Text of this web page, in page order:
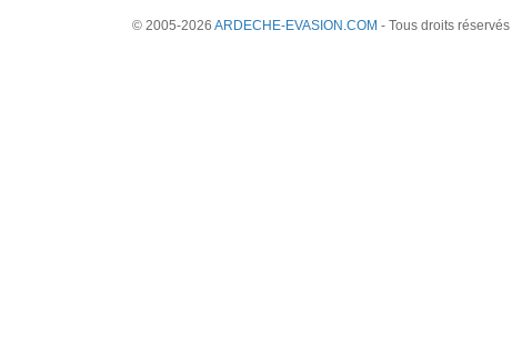
© 2005-2026 ARDECHE-EVASION.COM - Tous droits réservés